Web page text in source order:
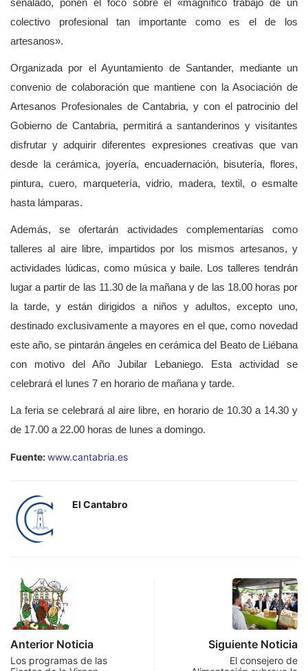
señalado, ponen el foco sobre el «magnífico trabajo de un
colectivo profesional tan importante como es el de los
artesanos».
Organizada por el Ayuntamiento de Santander, mediante un
convenio de colaboración que mantiene con la Asociación de
Artesanos Profesionales de Cantabria, y con el patrocinio del
Gobierno de Cantabria, permitirá a santanderinos y visitantes
disfrutar y adquirir diferentes expresiones creativas que van
desde la cerámica, joyería, encuadernación, bisutería, flores,
pintura, cuero, marquetería, vidrio, madera, textil, o esmalte
hasta lámparas.
Además, se ofertarán actividades complementarias como
talleres al aire libre, impartidos por los mismos artesanos, y
actividades lúdicas, como música y baile. Los talleres tendrán
lugar a partir de las 11.30 de la mañana y de las 18.00 horas por
la tarde, y están dirigidos a niños y adultos, excepto uno,
destinado exclusivamente a mayores en el que, como novedad
este año, se pintarán ángeles en cerámica del Beato de Liébana
con motivo del Año Jubilar Lebaniego. Esta actividad se
celebrará el lunes 7 en horario de mañana y tarde.
La feria se celebrará al aire libre, en horario de 10.30 a 14.30 y
de 17.00 a 22.00 horas de lunes a domingo.
Fuente:www.cantabria.es
El Cantabro
Anterior Noticia
Los programas de las
Siguiente Noticia
El consejero de